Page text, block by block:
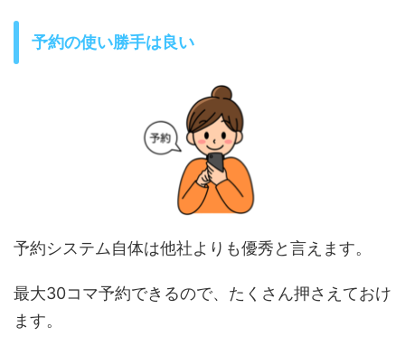
予約の使い勝手は良い
予約システム自体は他社よりも優秀と言えます。
最大30コマ予約できるので、たくさん押さえておけ
ます。